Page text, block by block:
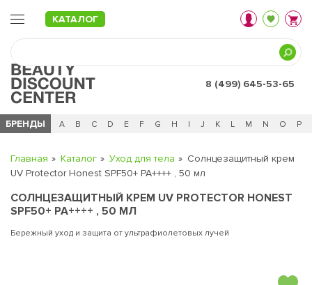
КАТАЛОГ
8 (499) 645-53-65
БРЕНДЫ
Ч 0 - 9 A B C D E F G H I J K L M N O P
Главная Каталог Уход для тела
Солнцезащитный крем
UV Protector Honest SPF50+ PA++++ , 50 мл
СОЛНЦЕЗАЩИТНЫЙ КРЕМ UV PROTECTOR HONEST
SPF50+ PA++++ , 50 МЛ
Бережный уход и защита от ультрафиолетовых лучей